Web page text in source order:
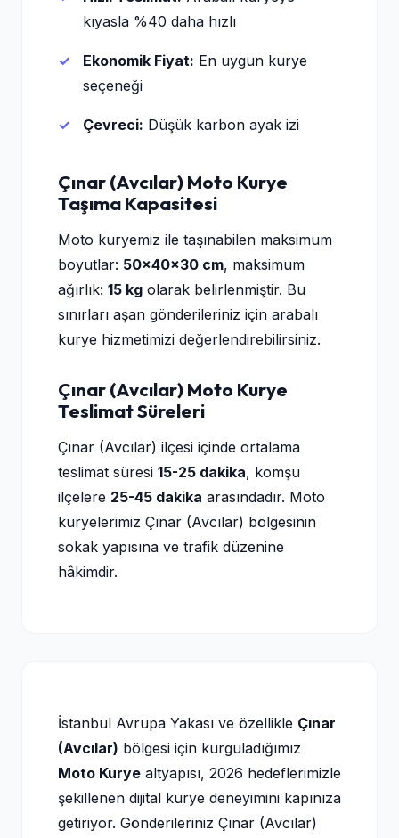
kıyasla %40 daha hızlı
Ekonomik Fiyat: En uygun kurye
seçeneği
Çevreci: Düşük karbon ayak izi
Çınar (Avcılar) Moto Kurye
Taşıma Kapasitesi
Moto kuryemiz ile taşınabilen maksimum
boyutlar: 50×40×30 cm, maksimum
ağırlık: 15 kg olarak belirlenmiştir. Bu
sınırları aşan gönderileriniz için arabalı
kurye hizmetimizi değerlendirebilirsiniz.
Çınar (Avcılar) Moto Kurye
Teslimat Süreleri
Çınar (Avcılar) ilçesi içinde ortalama
teslimat süresi 15-25 dakika, komşu
ilçelere 25-45 dakika arasındadır. Moto
kuryelerimiz Çınar (Avcılar) bölgesinin
sokak yapısına ve trafik düzenine
hâkimdir.
İstanbul Avrupa Yakası ve özellikle Çınar
(Avcılar) bölgesi için kurguladığımız
Moto Kurye altyapısı, 2026 hedeflerimizle
şekillenen dijital kurye deneyimini kapınıza
getiriyor. Gönderileriniz Çınar (Avcılar)